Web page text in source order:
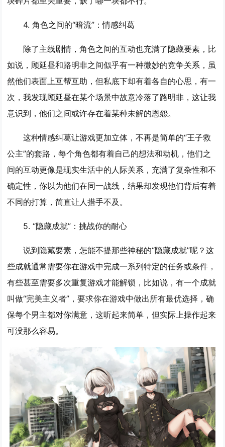
4. 角色之间的“暗流”：情感纠葛
除了主线剧情，角色之间的互动也充满了隐藏要素，比
如说，顾延昼和路明非之间似乎有一种微妙的竞争关系，虽
然他们表面上互帮互助，但私底下却有着各自的心思，有一
次，我发现顾延昼在某个场景中故意冷落了路明非，这让我
意识到，他们之间或许存在着某种未解的恩怨。
这种情感纠葛让游戏更加立体，不再是简单的“王子救
公主”的套路，每个角色都有着自己的想法和动机，他们之
间的互动更像是现实生活中的人际关系，充满了复杂性和不
确定性，你以为他们在同一战线，结果却发现他们背后有着
不同的打算，简直让人措手不及。
5. “隐藏成就”：挑战你的耐心
说到隐藏要素，怎能不提那些神秘的“隐藏成就”呢？这
些成就通常需要你在游戏中完成一系列特定的任务或条件，
有些甚至需要多次重复游戏才能解锁，比如说，有一个成就
叫做“完美主义者”，要求你在游戏中做出所有最优选择，确
保每个男主都对你满意，这听起来简单，但实际上操作起来
可没那么容易。